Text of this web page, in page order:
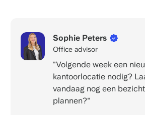
Sophie Peters
Office advisor
"Volgende week een
kantoorlocatie nodig?
vandaag nog een
plannen?"